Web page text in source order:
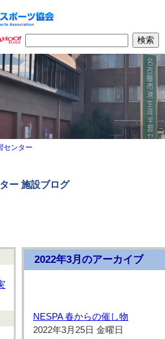
センター
ー 施設ブログ
2022年3月のアーカイブ
NESPA 春からの催し物
2022年3月25日 金曜日